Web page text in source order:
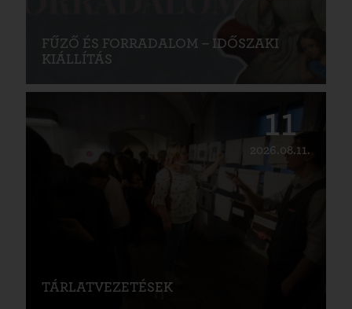
FŰZŐ ÉS FORRADALOM – IDŐSZAKI
KIÁLLÍTÁS
11
2026.08.11.
TÁRLATVEZETÉSEK